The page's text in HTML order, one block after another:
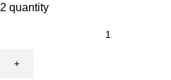
2 quantity